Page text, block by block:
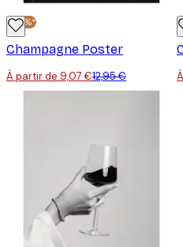
-30%*
Champagne Poster
À partir de 9,07 €12,95 €
-